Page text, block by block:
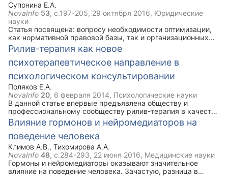
Супонина Е.А.
NovaInfo 53, с.197-205, 29 октября 2016, Юридические
науки
Статья посвящена: вопросу необходимости оптимизации,
как нормативной правовой базы, так и организационных
основ деятельности участковых уполномоченных полиции
(далее – УУП) по осуществлению административного
надзора за лицами, в отношении которых формально
действуют законные основания для установления за ними
административного надзора; проблемам, с которыми в
настоящее время сталкиваются УУП при осуществлении
административного надзора.
Рилив-терапия как новое
психотерапевтическое направление в
психологическом консультировании
Поляков Е.А.
NovaInfo 20, 6 февраля 2014, Психологические науки
В данной статье впервые предъявлена обществу и
профессиональному сообществу рилив-терапия в качестве
нового комплексного подхода, направления и метода
психотерапевтической теории, методологии, методики и
практики; приведено общее системное описание одной из
основополагающих практических психотехнологий и
психотехник рилив-терапии (метод «случайный попутчик»,
состоящий из ряда методических приёмов), раскрыта
процедура научно-экспериментальной апробации рилив-
терапии; выявлена актуальность и практическая
Влияние гормонов и нейромедиаторов на
поведение человека
Климов А.В., Тихомирова А.А.
NovaInfo 48, с.284-293, 22 июня 2016, Медицинские науки
Гормоны и нейромедиаторы оказывают значительное
влияние на поведение человека. Зачастую, разница в